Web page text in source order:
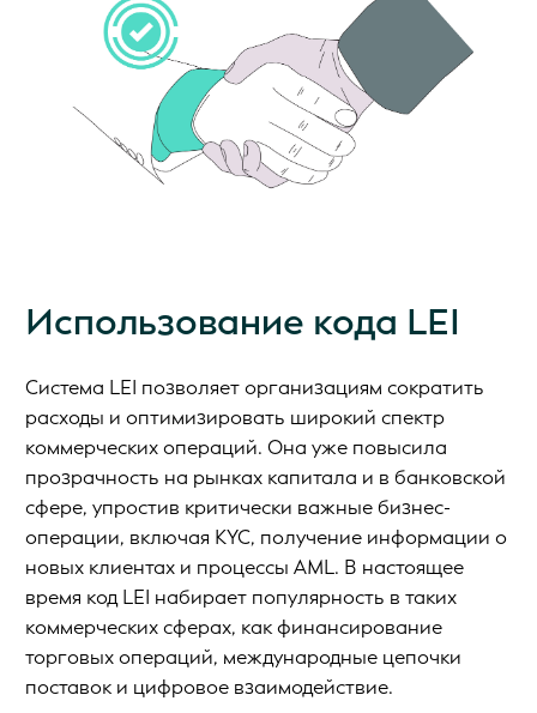
Использование кода LEI
Система LEI позволяет организациям сократить
расходы и оптимизировать широкий спектр
коммерческих операций. Она уже повысила
прозрачность на рынках капитала и в банковской
сфере, упростив критически важные бизнес-
операции, включая KYC, получение информации о
новых клиентах и процессы AML. В настоящее
время код LEI набирает популярность в таких
коммерческих сферах, как финансирование
торговых операций, международные цепочки
поставок и цифровое взаимодействие.